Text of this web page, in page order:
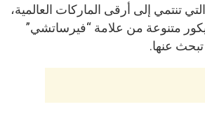
تنتمي إلى أرقى الماركات العالمية،
متنوعة من علامة “فيرساتشي”
عنها.